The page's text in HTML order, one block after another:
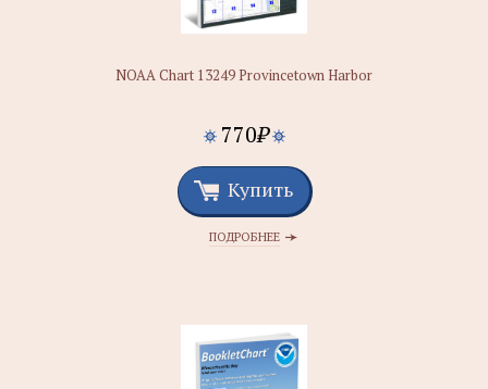
NOAA Chart 13249 Provincetown Harbor
770₽
Купить
ПОДРОБНЕЕ